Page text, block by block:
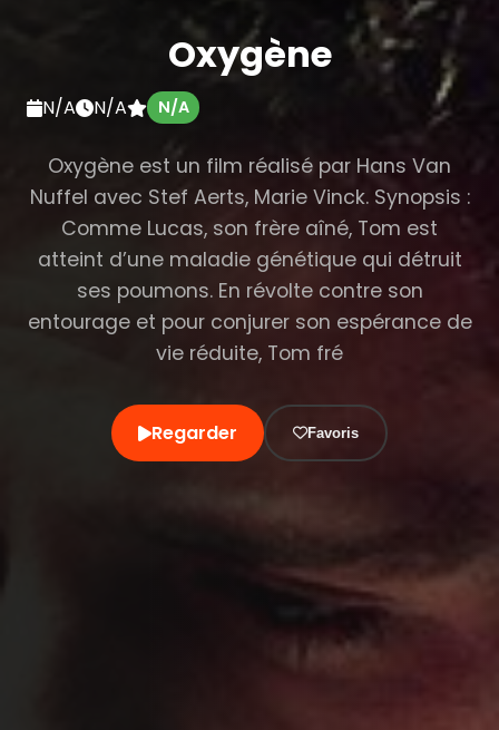
Oxygène
N/A N/A N/A
Oxygène est un film réalisé par Hans Van
Nuffel avec Stef Aerts, Marie Vinck. Synopsis :
Comme Lucas, son frère aîné, Tom est
atteint d’une maladie génétique qui détruit
ses poumons. En révolte contre son
entourage et pour conjurer son espérance de
vie réduite, Tom fré
Regarder Favoris